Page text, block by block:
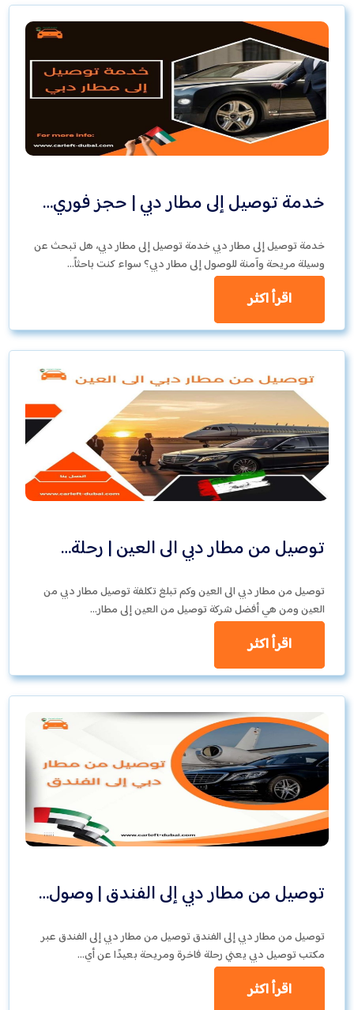
خدمة توصيل إلى مطار دبي | حجز فوري…
خدمة توصيل إلى مطار دبي خدمة توصيل إلى مطار دبي، هل تبحث عن
وسيلة مريحة وآمنة للوصول إلى مطار دبي؟ سواء كنت باحثاً…
اقرأ اكثر
توصيل من مطار دبي الى العين | رحلة…
توصيل من مطار دبي الى العين وكم تبلغ تكلفة توصيل مطار دبي من
العين ومن هي أفضل شركة توصيل من العين إلى مطار…
اقرأ اكثر
توصيل من مطار دبي إلى الفندق | وصول…
توصيل من مطار دبي إلى الفندق توصيل من مطار دبي إلى الفندق عبر
مكتب توصيل دبي يعني رحلة فاخرة ومريحة بعيدًا عن أي…
اقرأ اكثر